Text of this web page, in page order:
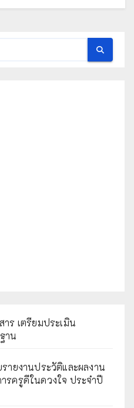
ร เตรียมประเมิน
าน
ายงานประวัติและผลงาน
รครูดีในดวงใจ ประจำปี